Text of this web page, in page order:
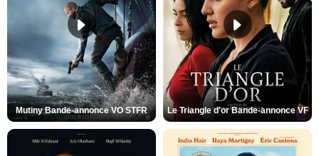
Mutiny Bande-annonce VO STFR Le Triangle d'or Bande-annonce VF